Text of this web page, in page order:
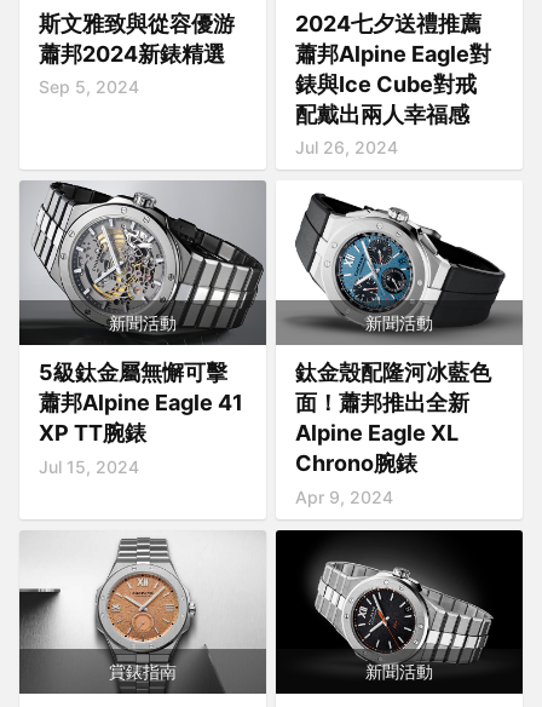
斯文雅致與從容優游
蕭邦2024新錶精選
Sep 5, 2024
2024七夕送禮推薦
蕭邦Alpine Eagle對
錶與Ice Cube對戒
配戴出兩人幸福感
Jul 26, 2024
新聞活動
5級鈦金屬無懈可擊
蕭邦Alpine Eagle 41
XP TT腕錶
Jul 15, 2024
新聞活動
鈦金殼配隆河冰藍色
面！蕭邦推出全新
Alpine Eagle XL
Chrono腕錶
Apr 9, 2024
賞錶指南 新聞活動